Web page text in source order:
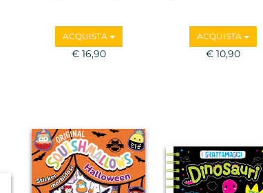
ACQUISTA
€ 16,90
ACQUISTA
€ 10,90